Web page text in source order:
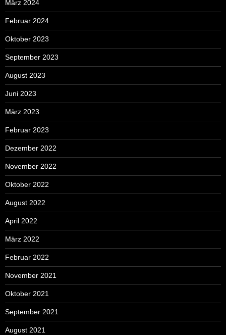
März 2024
Februar 2024
Oktober 2023
September 2023
August 2023
Juni 2023
März 2023
Februar 2023
Dezember 2022
November 2022
Oktober 2022
August 2022
April 2022
März 2022
Februar 2022
November 2021
Oktober 2021
September 2021
August 2021